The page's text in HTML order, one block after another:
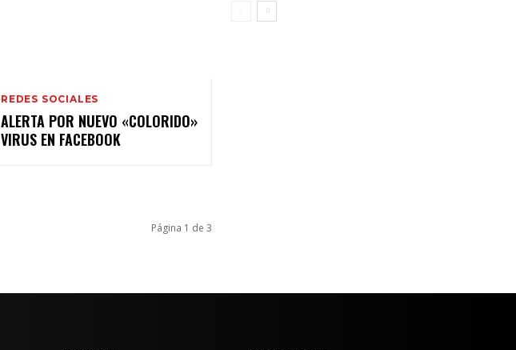
REDES SOCIALES
ALERTA POR NUEVO «COLORIDO»
Página 1 de 3